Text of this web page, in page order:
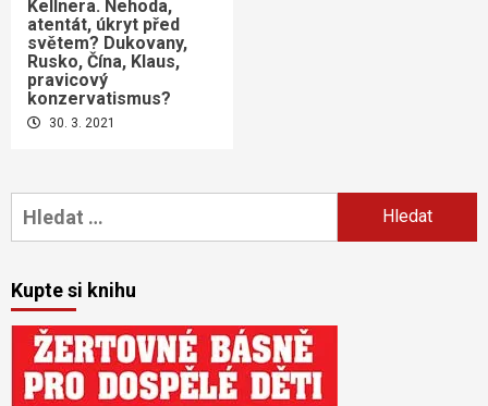
Kellnera. Nehoda,
atentát, úkryt před
světem? Dukovany,
Rusko, Čína, Klaus,
pravicový
konzervatismus?
30. 3. 2021
Vyhledávání
Kupte si knihu